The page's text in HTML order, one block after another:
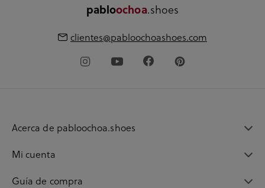
pabloochoa.shoes
clientes@pabloochoashoes.com
Acerca de pabloochoa.shoes
Mi cuenta
Guía de compra